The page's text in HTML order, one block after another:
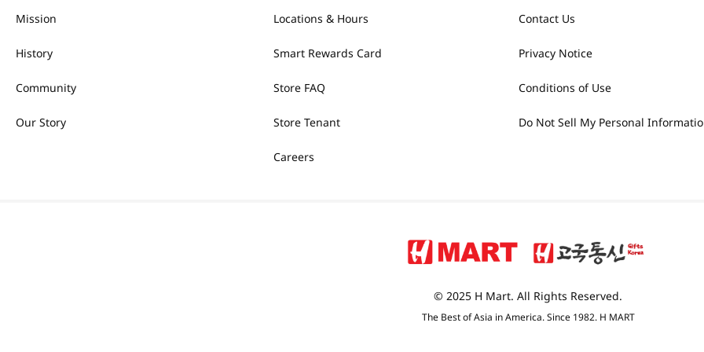
Mission
History
Community
Our Story
Locations & Hours
Smart Rewards Card
Store FAQ
Store Tenant
Careers
Contact Us
Privacy Notice
Conditions of Use
Do Not Sell My Personal
© 2025 H Mart. All Rights Reserved.
The Best of Asia in America. Since 1982. H MART